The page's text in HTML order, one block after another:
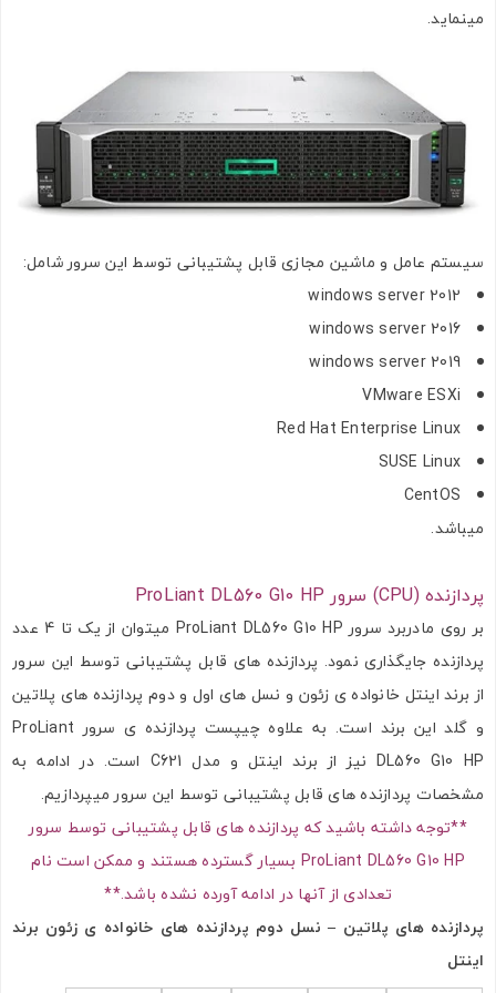
مینماید.
سیستم عامل و ماشین مجازی قابل پشتیبانی توسط این سرور شامل:
windows server 2012
windows server 2016
windows server 2019
VMware ESXi
Red Hat Enterprise Linux
SUSE Linux
CentOS
میباشد.
پردازنده (CPU) سرور ProLiant DL560 G10 HP
بر روی مادربرد سرور ProLiant DL560 G10 HP میتوان از یک تا 4 عدد
پردازنده جایگذاری نمود. پردازنده های قابل پشتیبانی توسط این سرور
از برند اینتل خانواده ی زئون و نسل های اول و دوم پردازنده های پلاتین
و گلد این برند است. به علاوه چیپست پردازنده ی سرور ProLiant
DL560 G10 HP نیز از برند اینتل و مدل C621 است. در ادامه به
مشخصات پردازنده های قابل پشتیبانی توسط این سرور میپردازیم.
**توجه داشته باشید که پردازنده های قابل پشتیبانی توسط سرور
ProLiant DL560 G10 HP بسیار گسترده هستند و ممکن است نام
تعدادی از آنها در ادامه آورده نشده باشد.**
پردازنده های پلاتین – نسل دوم پردازنده های خانواده ی زئون برند
اینتل